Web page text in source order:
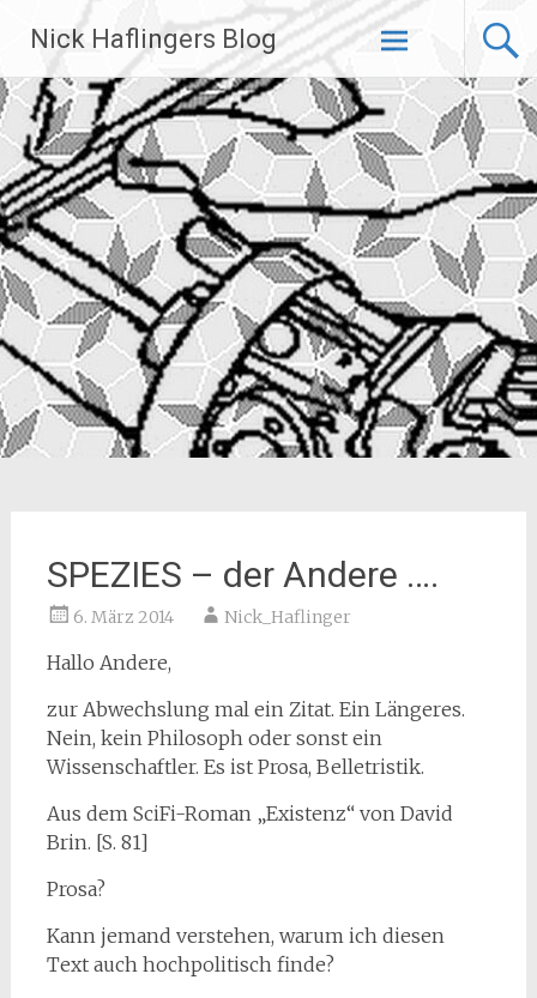
Inhalt
springen
Nick Haflingers Blog
SPEZIES – der Andere ….
6. März 2014 Nick_Haflinger
Hallo Andere,
zur Abwechslung mal ein Zitat. Ein Längeres.
Nein, kein Philosoph oder sonst ein
Wissenschaftler. Es ist Prosa, Belletristik.
Aus dem SciFi-Roman „Existenz“ von David
Brin. [S. 81]
Prosa?
Kann jemand verstehen, warum ich diesen
Text auch hochpolitisch finde?